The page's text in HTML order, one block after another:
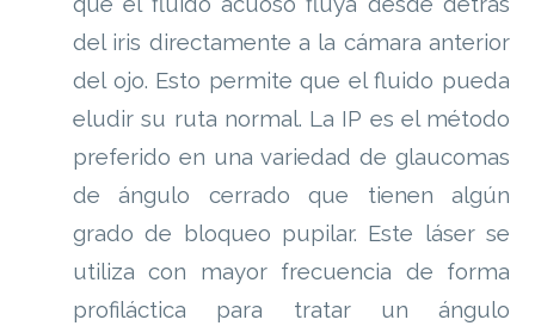
del iris directamente a la cámara anterior
del ojo. Esto permite que el fluido pueda
eludir su ruta normal. La IP es el método
preferido en una variedad de glaucomas
de ángulo cerrado que tienen algún
grado de bloqueo pupilar. Este láser se
utiliza con mayor frecuencia de forma
profiláctica para tratar un ángulo